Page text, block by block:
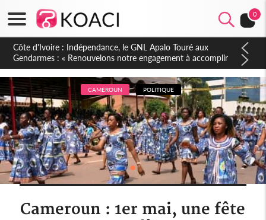
0
Sierra Leone : Un projet de réforme constitutionnelle en
gestation, points clés des amendements, un exclu d'avance
CAMEROUN POLITIQUE
Cameroun : 1er mai, une fête